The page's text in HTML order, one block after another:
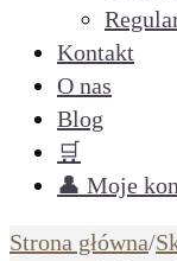
Kontakt
O nas
Blog
🛒
👤 Moje
Strona główna/